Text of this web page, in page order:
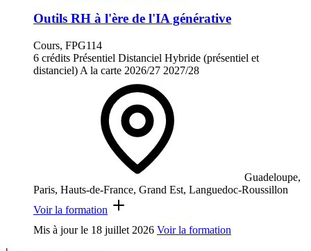
Outils RH à l'ère de l'IA générative
Cours, FPG114
6 crédits Présentiel Distanciel Hybride (présentiel et
distanciel) A la carte 2026/27 2027/28
Guadeloupe,
Paris, Hauts-de-France, Grand Est, Languedoc-Roussillon
Voir la formation
Mis à jour le 18 juillet 2026 Voir la formation